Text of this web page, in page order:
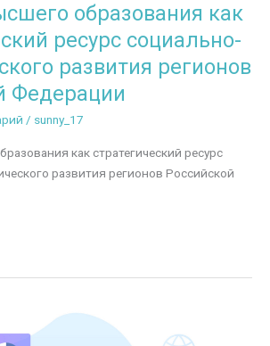
образования как
ресурс социально-
развития регионов
Федерации
/ sunny_17
как стратегический ресурс
развития регионов Российской